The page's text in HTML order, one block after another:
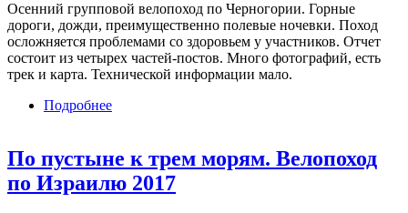
Осенний групповой велопоход по Черногории. Горные
дороги, дожди, преимущественно полевые ночевки. Поход
осложняется проблемами со здоровьем у участников. Отчет
состоит из четырех частей-постов. Много фотографий, есть
трек и карта. Технической информации мало.
Подробнее
По пустыне к трем морям. Велопоход
по Израилю 2017